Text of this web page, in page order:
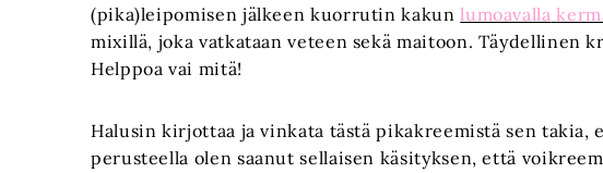
(pika)leipomisen jälkeen kuorrutin kakunlumoavalla
mixillä, joka vatkataan veteen sekä maitoon. Täydellinen
Helppoa vai mitä!
Halusin kirjottaa ja vinkata tästä pikakreemistä sen takia,
perusteella olen saanut sellaisen käsityksen, että